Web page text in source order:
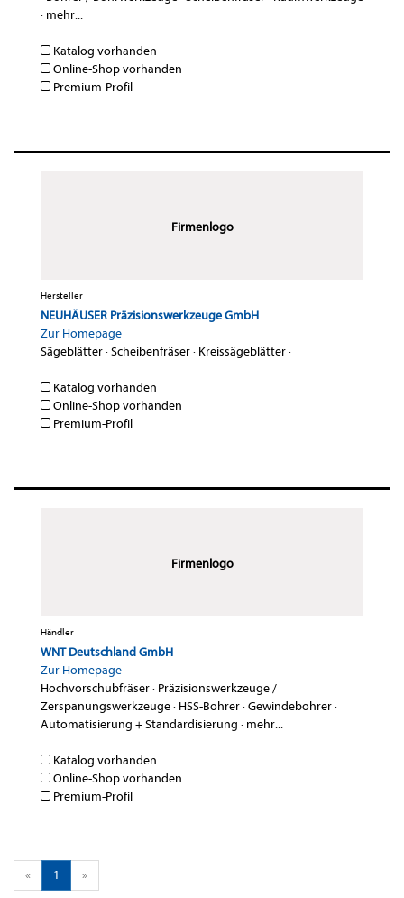
· mehr...
Katalog vorhanden
Online-Shop vorhanden
Premium-Profil
Firmenlogo
Hersteller
NEUHÄUSER Präzisionswerkzeuge GmbH
Zur Homepage
Sägeblätter·Scheibenfräser· Kreissägeblätter·
Katalog vorhanden
Online-Shop vorhanden
Premium-Profil
Firmenlogo
Händler
WNT Deutschland GmbH
Zur Homepage
Hochvorschubfräser· Präzisionswerkzeuge /
Zerspanungswerkzeuge· HSS-Bohrer·Gewindebohrer·
Automatisierung + Standardisierung · mehr...
Katalog vorhanden
Online-Shop vorhanden
Premium-Profil
« 1 »